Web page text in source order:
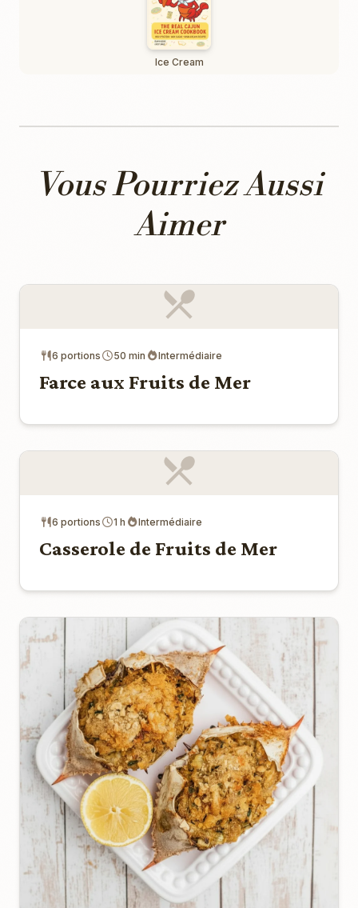
Ice Cream
Vous Pourriez Aussi
Aimer
6 portions 50 min Intermédiaire
Farce aux Fruits de Mer
6 portions 1 h Intermédiaire
Casserole de Fruits de Mer